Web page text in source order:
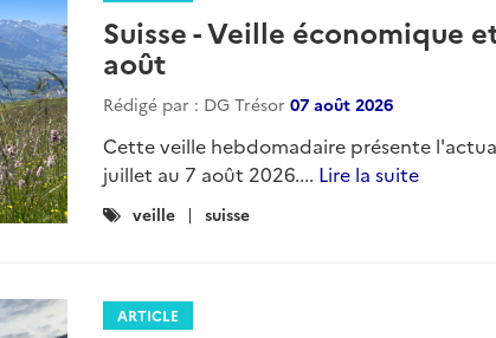
Suisse - Veille économique
août
Rédigé par : DG Trésor 07 août 2026
Cette veille hebdomadaire présente
juillet au 7 août 2026.... Lire la suite
Catégories
veille suisse
ARTICLE